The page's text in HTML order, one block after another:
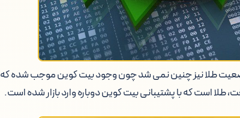
وضعیت طلا نیز چنین نمی شد چون وجود بیت کوین موجب شده که
طلا است که با پشتیبانی بیت کوین دوباره وارد بازار شده است.